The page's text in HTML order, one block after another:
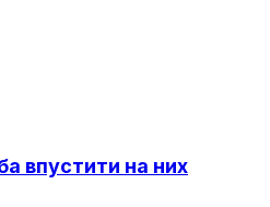
впустити на них